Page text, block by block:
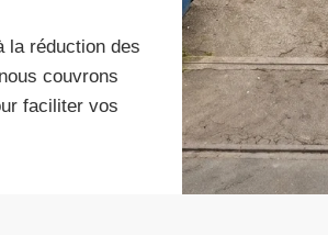
la réduction des
couvrons
faciliter vos